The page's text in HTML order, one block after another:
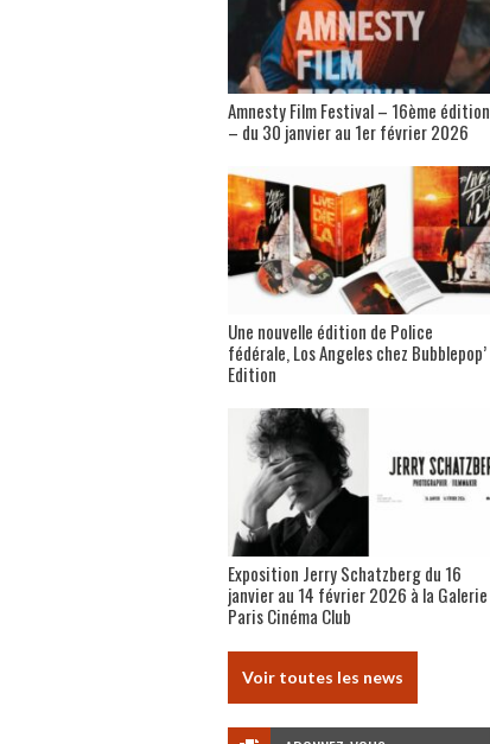
Amnesty Film Festival – 16ème édition
– du 30 janvier au 1er février 2026
Une nouvelle édition de Police
fédérale, Los Angeles chez Bubblepop’
Edition
Exposition Jerry Schatzberg du 16
janvier au 14 février 2026 à la Galerie
Paris Cinéma Club
Voir toutes les news